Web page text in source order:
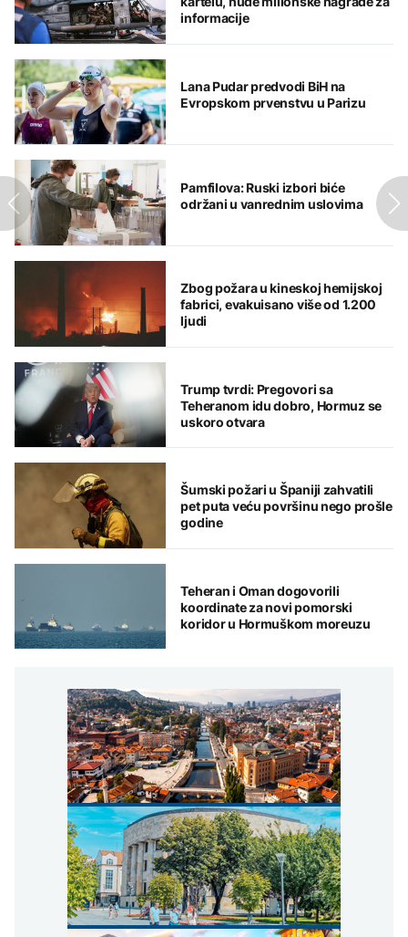
informacije
Lana Pudar predvodi BiH na
Evropskom prvenstvu u Parizu
Pamfilova: Ruski izbori biće
održani u vanrednim uslovima
Zbog požara u kineskoj hemijskoj
fabrici, evakuisano više od 1.200
ljudi
Trump tvrdi: Pregovori sa
Teheranom idu dobro, Hormuz se
uskoro otvara
Šumski požari u Španiji zahvatili
pet puta veću površinu nego prošle
godine
Teheran i Oman dogovorili
koordinate za novi pomorski
koridor u Hormuškom moreuzu